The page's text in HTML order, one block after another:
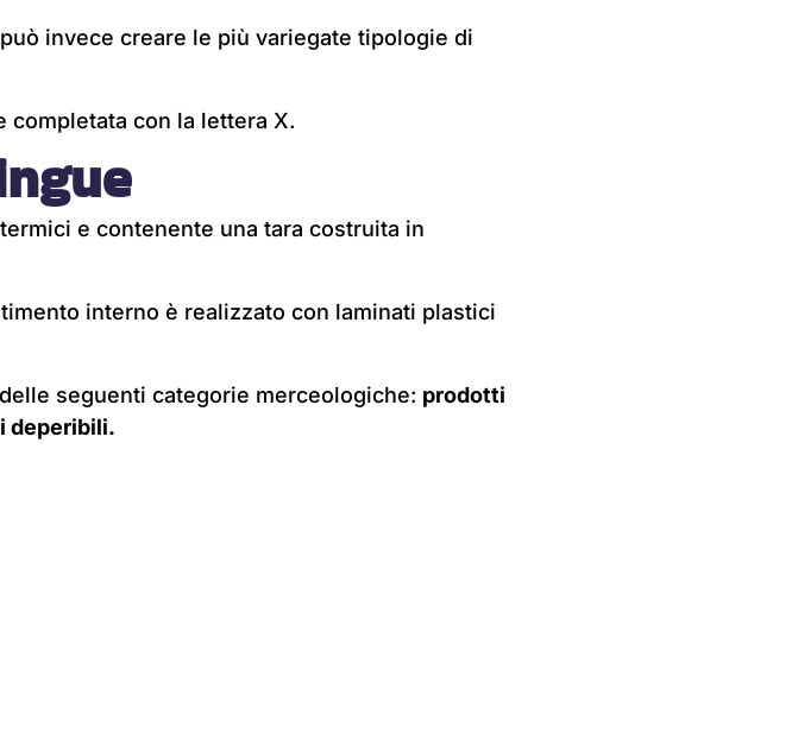
invece creare le più variegate tipologie di
completata con la lettera X.
e contenente una tara costruita in
interno è realizzato con laminati plastici
seguenti categorie merceologiche: prodotti
deperibili.